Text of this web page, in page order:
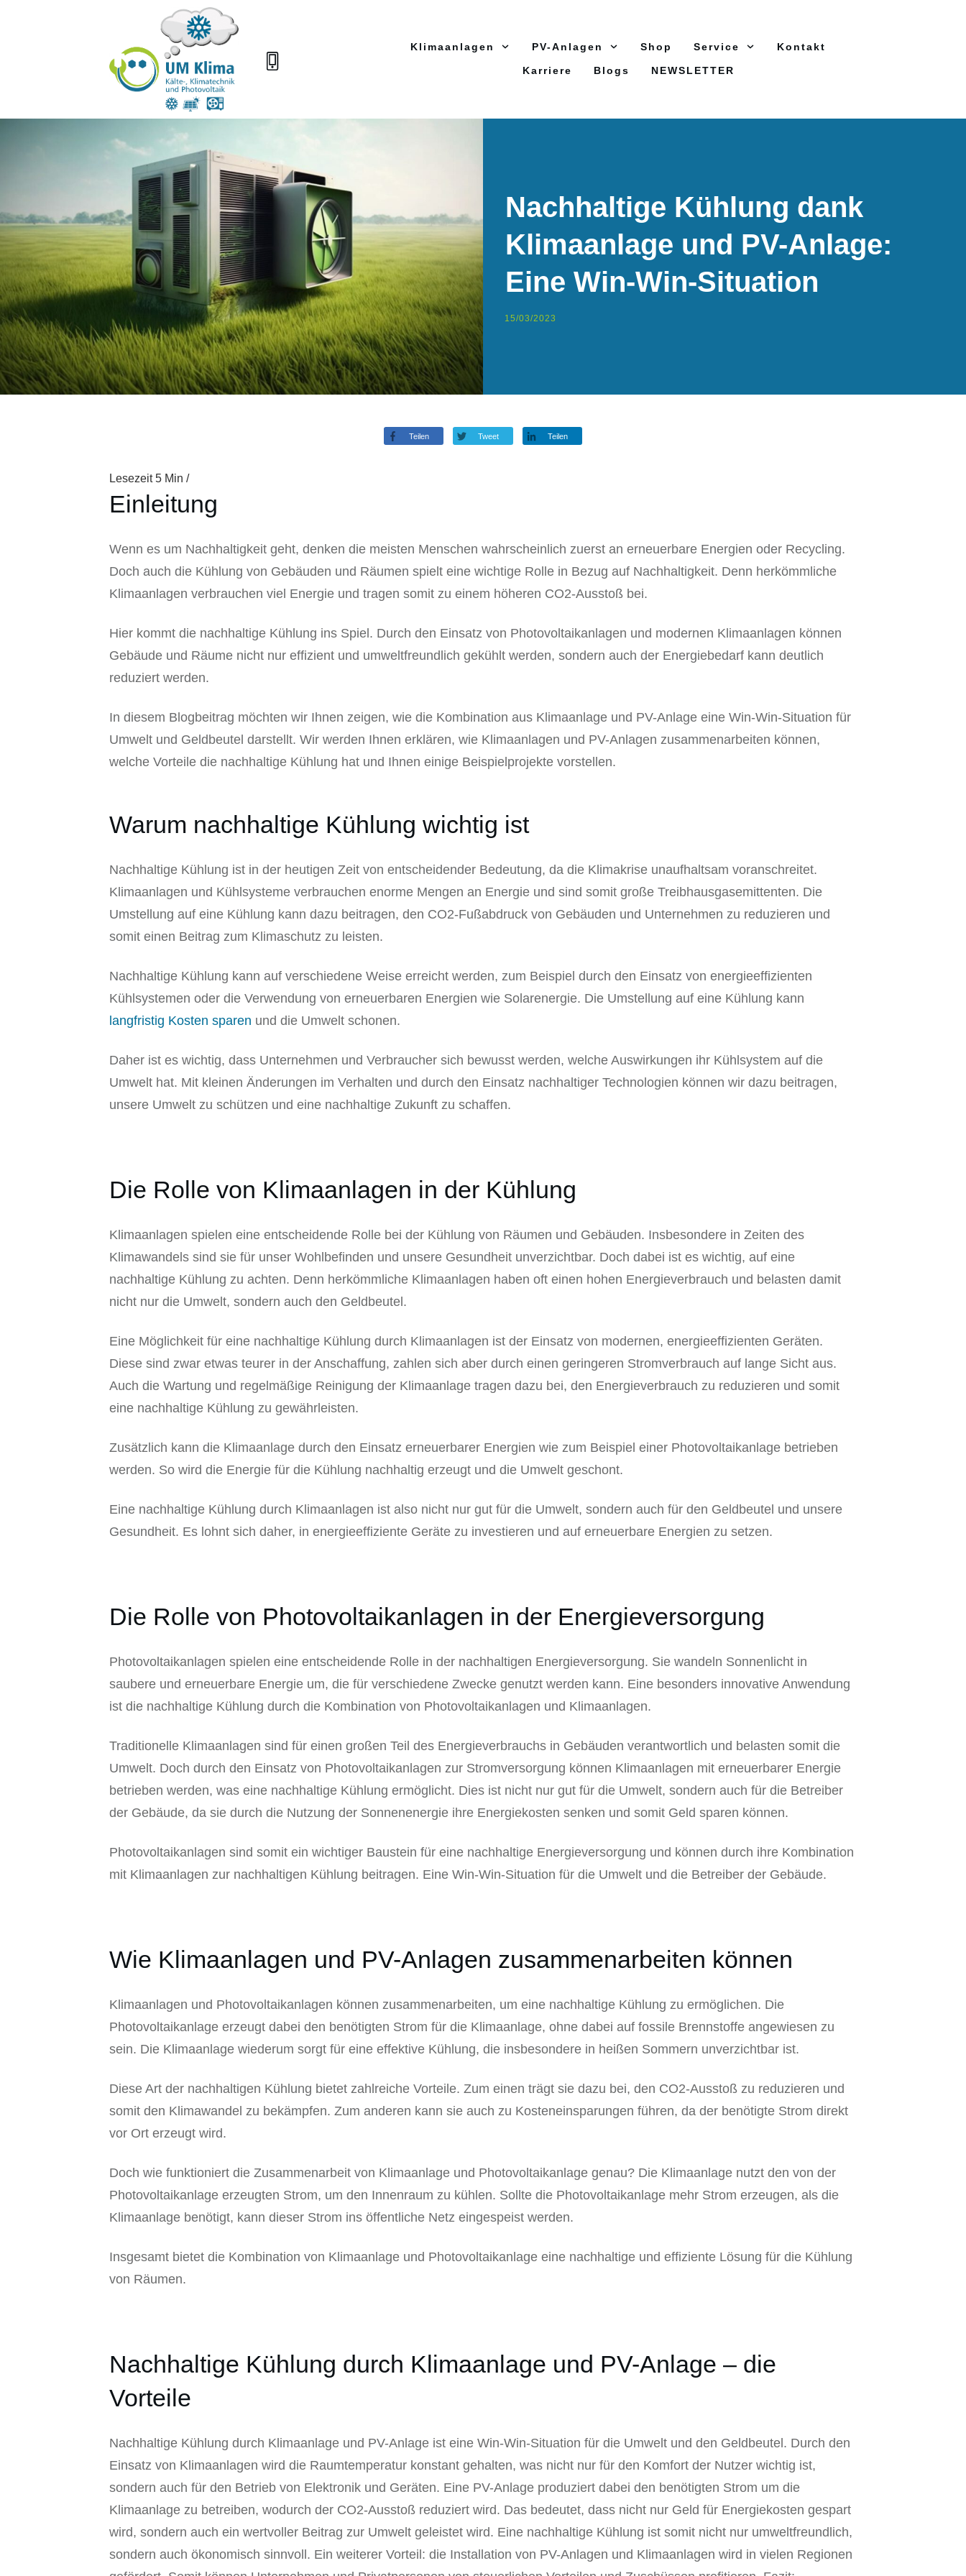
Klimaanlagen PV-Anlagen Shop Service Kontakt
Karriere Blogs NEWSLETTER
Nachhaltige Kühlung dank
Klimaanlage und PV-Anlage:
Eine Win-Win-Situation
15/03/2023
Teilen Tweet Teilen
Lesezeit 5 Min /
Einleitung
Wenn es um Nachhaltigkeit geht, denken die meisten Menschen wahrscheinlich zuerst an erneuerbare Energien oder Recycling.
Doch auch die Kühlung von Gebäuden und Räumen spielt eine wichtige Rolle in Bezug auf Nachhaltigkeit. Denn herkömmliche
Klimaanlagen verbrauchen viel Energie und tragen somit zu einem höheren CO2-Ausstoß bei.
Hier kommt die nachhaltige Kühlung ins Spiel. Durch den Einsatz von Photovoltaikanlagen und modernen Klimaanlagen können
Gebäude und Räume nicht nur effizient und umweltfreundlich gekühlt werden, sondern auch der Energiebedarf kann deutlich
reduziert werden.
In diesem Blogbeitrag möchten wir Ihnen zeigen, wie die Kombination aus Klimaanlage und PV-Anlage eine Win-Win-Situation für
Umwelt und Geldbeutel darstellt. Wir werden Ihnen erklären, wie Klimaanlagen und PV-Anlagen zusammenarbeiten können,
welche Vorteile die nachhaltige Kühlung hat und Ihnen einige Beispielprojekte vorstellen.
Warum nachhaltige Kühlung wichtig ist
Nachhaltige Kühlung ist in der heutigen Zeit von entscheidender Bedeutung, da die Klimakrise unaufhaltsam voranschreitet.
Klimaanlagen und Kühlsysteme verbrauchen enorme Mengen an Energie und sind somit große Treibhausgasemittenten. Die
Umstellung auf eine Kühlung kann dazu beitragen, den CO2-Fußabdruck von Gebäuden und Unternehmen zu reduzieren und
somit einen Beitrag zum Klimaschutz zu leisten.
Nachhaltige Kühlung kann auf verschiedene Weise erreicht werden, zum Beispiel durch den Einsatz von energieeffizienten
Kühlsystemen oder die Verwendung von erneuerbaren Energien wie Solarenergie. Die Umstellung auf eine Kühlung kann
langfristig Kosten sparen und die Umwelt schonen.
Daher ist es wichtig, dass Unternehmen und Verbraucher sich bewusst werden, welche Auswirkungen ihr Kühlsystem auf die
Umwelt hat. Mit kleinen Änderungen im Verhalten und durch den Einsatz nachhaltiger Technologien können wir dazu beitragen,
unsere Umwelt zu schützen und eine nachhaltige Zukunft zu schaffen.
Die Rolle von Klimaanlagen in der Kühlung
Klimaanlagen spielen eine entscheidende Rolle bei der Kühlung von Räumen und Gebäuden. Insbesondere in Zeiten des
Klimawandels sind sie für unser Wohlbefinden und unsere Gesundheit unverzichtbar. Doch dabei ist es wichtig, auf eine
nachhaltige Kühlung zu achten. Denn herkömmliche Klimaanlagen haben oft einen hohen Energieverbrauch und belasten damit
nicht nur die Umwelt, sondern auch den Geldbeutel.
Eine Möglichkeit für eine nachhaltige Kühlung durch Klimaanlagen ist der Einsatz von modernen, energieeffizienten Geräten.
Diese sind zwar etwas teurer in der Anschaffung, zahlen sich aber durch einen geringeren Stromverbrauch auf lange Sicht aus.
Auch die Wartung und regelmäßige Reinigung der Klimaanlage tragen dazu bei, den Energieverbrauch zu reduzieren und somit
eine nachhaltige Kühlung zu gewährleisten.
Zusätzlich kann die Klimaanlage durch den Einsatz erneuerbarer Energien wie zum Beispiel einer Photovoltaikanlage betrieben
werden. So wird die Energie für die Kühlung nachhaltig erzeugt und die Umwelt geschont.
Eine nachhaltige Kühlung durch Klimaanlagen ist also nicht nur gut für die Umwelt, sondern auch für den Geldbeutel und unsere
Gesundheit. Es lohnt sich daher, in energieeffiziente Geräte zu investieren und auf erneuerbare Energien zu setzen.
Die Rolle von Photovoltaikanlagen in der Energieversorgung
Photovoltaikanlagen spielen eine entscheidende Rolle in der nachhaltigen Energieversorgung. Sie wandeln Sonnenlicht in
saubere und erneuerbare Energie um, die für verschiedene Zwecke genutzt werden kann. Eine besonders innovative Anwendung
ist die nachhaltige Kühlung durch die Kombination von Photovoltaikanlagen und Klimaanlagen.
Traditionelle Klimaanlagen sind für einen großen Teil des Energieverbrauchs in Gebäuden verantwortlich und belasten somit die
Umwelt. Doch durch den Einsatz von Photovoltaikanlagen zur Stromversorgung können Klimaanlagen mit erneuerbarer Energie
betrieben werden, was eine nachhaltige Kühlung ermöglicht. Dies ist nicht nur gut für die Umwelt, sondern auch für die Betreiber
der Gebäude, da sie durch die Nutzung der Sonnenenergie ihre Energiekosten senken und somit Geld sparen können.
Photovoltaikanlagen sind somit ein wichtiger Baustein für eine nachhaltige Energieversorgung und können durch ihre Kombination
mit Klimaanlagen zur nachhaltigen Kühlung beitragen. Eine Win-Win-Situation für die Umwelt und die Betreiber der Gebäude.
Wie Klimaanlagen und PV-Anlagen zusammenarbeiten können
Klimaanlagen und Photovoltaikanlagen können zusammenarbeiten, um eine nachhaltige Kühlung zu ermöglichen. Die
Photovoltaikanlage erzeugt dabei den benötigten Strom für die Klimaanlage, ohne dabei auf fossile Brennstoffe angewiesen zu
sein. Die Klimaanlage wiederum sorgt für eine effektive Kühlung, die insbesondere in heißen Sommern unverzichtbar ist.
Diese Art der nachhaltigen Kühlung bietet zahlreiche Vorteile. Zum einen trägt sie dazu bei, den CO2-Ausstoß zu reduzieren und
somit den Klimawandel zu bekämpfen. Zum anderen kann sie auch zu Kosteneinsparungen führen, da der benötigte Strom direkt
vor Ort erzeugt wird.
Doch wie funktioniert die Zusammenarbeit von Klimaanlage und Photovoltaikanlage genau? Die Klimaanlage nutzt den von der
Photovoltaikanlage erzeugten Strom, um den Innenraum zu kühlen. Sollte die Photovoltaikanlage mehr Strom erzeugen, als die
Klimaanlage benötigt, kann dieser Strom ins öffentliche Netz eingespeist werden.
Insgesamt bietet die Kombination von Klimaanlage und Photovoltaikanlage eine nachhaltige und effiziente Lösung für die Kühlung
von Räumen.
Nachhaltige Kühlung durch Klimaanlage und PV-Anlage – die
Vorteile
Nachhaltige Kühlung durch Klimaanlage und PV-Anlage ist eine Win-Win-Situation für die Umwelt und den Geldbeutel. Durch den
Einsatz von Klimaanlagen wird die Raumtemperatur konstant gehalten, was nicht nur für den Komfort der Nutzer wichtig ist,
sondern auch für den Betrieb von Elektronik und Geräten. Eine PV-Anlage produziert dabei den benötigten Strom um die
Klimaanlage zu betreiben, wodurch der CO2-Ausstoß reduziert wird. Das bedeutet, dass nicht nur Geld für Energiekosten gespart
wird, sondern auch ein wertvoller Beitrag zur Umwelt geleistet wird. Eine nachhaltige Kühlung ist somit nicht nur umweltfreundlich,
sondern auch ökonomisch sinnvoll. Ein weiterer Vorteil: die Installation von PV-Anlagen und Klimaanlagen wird in vielen Regionen